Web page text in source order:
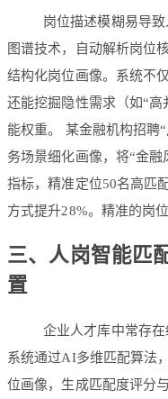
岗位描述模糊易导
图谱技术，自动解析岗位
结构化岗位画像。系统不
还能挖掘隐性需求（如“
能权重。 某金融机构招聘
务场景细化画像，将“金
指标，精准定位50名高匹
方式提升28%。精准的岗
三、人岗智能匹
置
企业人才库中常存
系统通过AI多维匹配算法
位画像，生成匹配度评分